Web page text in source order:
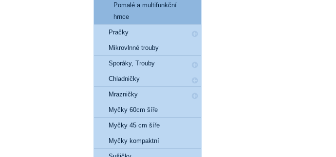
Pomalé a multifunkční
hrnce
Pračky
Mikrovlnné trouby
Sporáky, Trouby
Chladničky
Mrazničky
Myčky 60cm šíře
Myčky 45 cm šíře
Myčky kompaktní